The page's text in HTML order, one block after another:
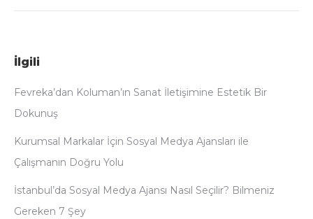
İlgili
Fevreka’dan Koluman’ın Sanat İletişimine Estetik Bir
Dokunuş
Kurumsal Markalar İçin Sosyal Medya Ajansları ile
Çalışmanın Doğru Yolu
İstanbul’da Sosyal Medya Ajansı Nasıl Seçilir? Bilmeniz
Gereken 7 Şey